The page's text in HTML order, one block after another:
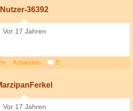
Nutzer-36392
Vor 17 Jahren
Antworten 0
Vor 17 Jahren